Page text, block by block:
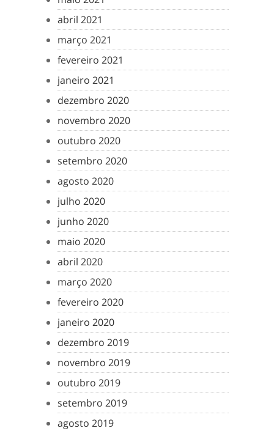
abril 2021
março 2021
fevereiro 2021
janeiro 2021
dezembro 2020
novembro 2020
outubro 2020
setembro 2020
agosto 2020
julho 2020
junho 2020
maio 2020
abril 2020
março 2020
fevereiro 2020
janeiro 2020
dezembro 2019
novembro 2019
outubro 2019
setembro 2019
agosto 2019